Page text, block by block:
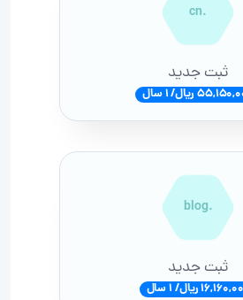
.cn
ثبت جدید
ریال/ 1 سال
.blog
ثبت جدید
ریال/ 1 سال